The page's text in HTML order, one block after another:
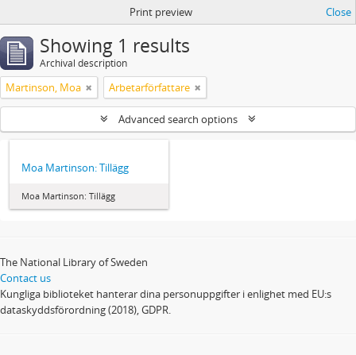
Print preview Close
Showing 1 results
Archival description
Martinson, Moa Arbetarförfattare
Advanced search options
Moa Martinson: Tillägg
Moa Martinson: Tillägg
The National Library of Sweden
Contact us
Kungliga biblioteket hanterar dina personuppgifter i enlighet med EU:s
dataskyddsförordning (2018), GDPR.